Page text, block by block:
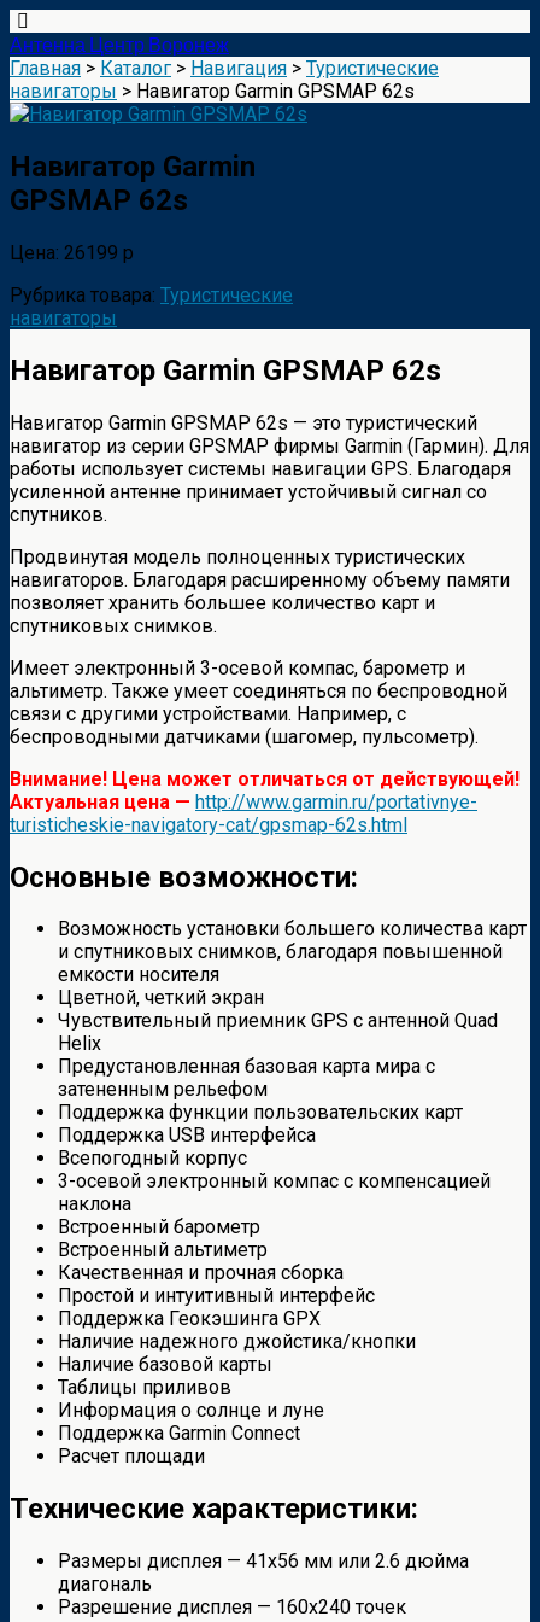
Антенна Центр Воронеж
Главная > Каталог > Навигация > Туристические
навигаторы > Навигатор Garmin GPSMAP 62s
Навигатор Garmin
GPSMAP 62s
Цена: 26199 р
Рубрика товара: Туристические
навигаторы
Навигатор Garmin GPSMAP 62s
Навигатор Garmin GPSMAP 62s — это туристический
навигатор из серии GPSMAP фирмы Garmin (Гармин). Для
работы использует системы навигации GPS. Благодаря
усиленной антенне принимает устойчивый сигнал со
спутников.
Продвинутая модель полноценных туристических
навигаторов. Благодаря расширенному объему памяти
позволяет хранить большее количество карт и
спутниковых снимков.
Имеет электронный 3-осевой компас, барометр и
альтиметр. Также умеет соединяться по беспроводной
связи с другими устройствами. Например, с
беспроводными датчиками (шагомер, пульсометр).
Внимание! Цена может отличаться от действующей!
Актуальная цена — http://www.garmin.ru/portativnye-
turisticheskie-navigatory-cat/gpsmap-62s.html
Основные возможности:
Возможность установки большего количества карт
и спутниковых снимков, благодаря повышенной
емкости носителя
Цветной, четкий экран
Чувствительный приемник GPS с антенной Quad
Helix
Предустановленная базовая карта мира с
затененным рельефом
Поддержка функции пользовательских карт
Поддержка USB интерфейса
Всепогодный корпус
3-осевой электронный компас с компенсацией
наклона
Встроенный барометр
Встроенный альтиметр
Качественная и прочная сборка
Простой и интуитивный интерфейс
Поддержка Геокэшинга GPX
Наличие надежного джойстика/кнопки
Наличие базовой карты
Таблицы приливов
Информация о солнце и луне
Поддержка Garmin Connect
Расчет площади
Технические характеристики:
Размеры дисплея — 41х56 мм или 2.6 дюйма
диагональ
Разрешение дисплея — 160х240 точек